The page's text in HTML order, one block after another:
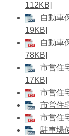
112KB]
自動車
19KB]
自動車
78KB]
市営住
17KB]
市営住
市営住
市営住
駐車場